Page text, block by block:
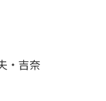
・吉奈